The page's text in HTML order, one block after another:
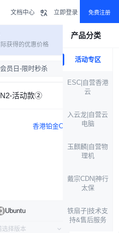
文档中心 立即登录 免费注册
获得的优惠价格
立即登录
员日-限时秒杀
产品分类
活动专区
ESC|自营香港
云
入云龙|自营云
电脑
玉麒麟|自营物
理机
戴宗CDN|神行
太保
铁扇子|技术支
持&售后服务
活动款②
香港铂金CN2-活动款②
Ubuntu
选择版本